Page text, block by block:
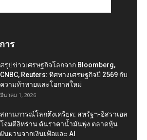
าร
สรุปข่าวเศรษฐกิจโลกจาก Bloomberg,
CNBC, Reuters: ทิศทางเศรษฐกิจปี 2569 กับ
ความท้าทายและโอกาสใหม่
มีนาคม 1, 2026
สถานการณ์โลกตึงเครียด: สหรัฐฯ-อิสราเอล
โจมตีอิหร่าน ดันราคาน้ำมันพุ่ง ตลาดหุ้น
ผันผวนจากเงินเฟ้อและ AI